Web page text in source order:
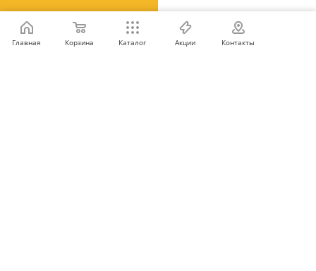
ПОДПИСАТЬСЯ НА РАССЫЛКУ
Главная Корзина Каталог Акции Контакты